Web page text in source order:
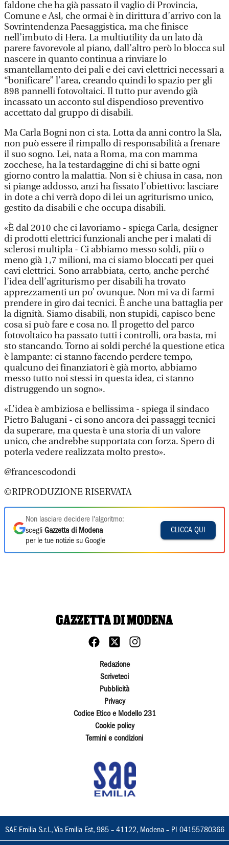
faldone che ha già passato il vaglio di Provincia,
Comune e Asl, che ormai è in dirittura d’arrivo con la
Sovrintendenza Paesaggistica, ma che finisce
nell’imbuto di Hera. La multiutility da un lato dà
parere favorevole al piano, dall’altro però lo blocca sul
nascere in quanto continua a rinviare lo
smantellamento dei pali e dei cavi elettrici necessari a
“bonificare” l’area, creando quindi lo spazio per gli
898 pannelli fotovoltaici. Il tutto pur avendo già
incassato un acconto sul dispendioso preventivo
accettato dal gruppo di disabili.
Ma Carla Bogni non ci sta. Lotta da anni contro la Sla,
non può essere il rimpallo di responsabilità a frenare
il suo sogno. Lei, nata a Roma, ma con mamma
zocchese, ha la testardaggine di chi si batte ogni
giorno contro la malattia. Non si è chiusa in casa, non
si piange addosso, anzi ha fissato l’obiettivo: lasciare
in dote a chi verrà dopo di lei un agriturismo unico,
gestito da disabili e che occupa disabili.
«È dal 2010 che ci lavoriamo - spiega Carla, designer
di prodotti elettrici funzionali anche per i malati di
sclerosi multipla - Ci abbiamo messo soldi, più o
meno già 1,7 milioni, ma ci siamo bloccati per quei
cavi elettrici. Sono arrabbiata, certo, anche perché
l’idea dell’agriturismo per disabili ha trovato
apprezzamenti un po’ ovunque. Non mi va di farmi
prendere in giro dai tecnici. È anche una battaglia per
la dignità. Siamo disabili, non stupidi, capisco bene
cosa si può fare e cosa no. Il progetto del parco
fotovoltaico ha passato tutti i controlli, ora basta, mi
sto stancando. Torno ai soldi perché la questione etica
è lampante: ci stanno facendo perdere tempo,
qualcuno dei finanziatori è già morto, abbiamo
messo tutto noi stessi in questa idea, ci stanno
distruggendo un sogno».
«L’idea è ambiziosa e bellissima - spiega il sindaco
Pietro Balugani - ci sono ancora dei passaggi tecnici
da superare, ma questa è una storia di un valore
unico, che andrebbe supportata con forza. Spero di
poterla vedere realizzata molto presto».
@francescodondi
©RIPRODUZIONE RISERVATA
Non lasciare decidere l'algoritmo:
scegli Gazzetta di Modena
per le tue notizie su Google
CLICCA QUI
Redazione
Scriveteci
Pubblicità
Privacy
Codice Etico e Modello 231
Cookie policy
Termini e condizioni
SAE Emilia S.r.l., Via Emilia Est, 985 – 41122, Modena – PI 04155780366